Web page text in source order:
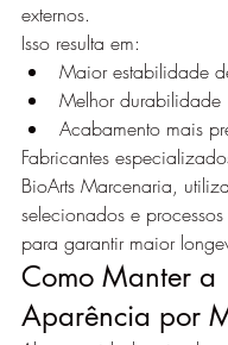
externos.
Isso resulta em:
Maior estabilidade
Melhor durabilidade
Acabamento mais
Fabricantes
BioArts Marcenaria,
selecionados e
para garantir maior
Como Manter a
Aparência por